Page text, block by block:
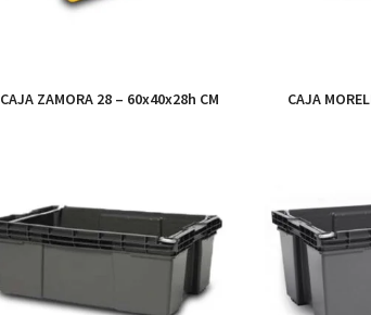
CAJA ZAMORA 28 – 60x40x28h CM CAJA